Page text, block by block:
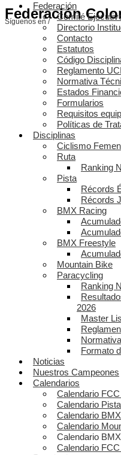
Federación
Síguenos en /
Federación
Comité
Directorio
Contacto
Estatutos
Código
Reglamento UCI
Normativa
Estados
Formularios
Requisitos
Políticas de
Disciplinas
Ciclismo
Ruta
Ranking
Pista
Récords
Récords
BMX Racing
BMX Freestyle
Mountain Bike
Paracycling
Ranking
2026
Master
Formato
Noticias
Nuestros Campeones
Calendarios
Calendario
Calendario
Calendario
Calendario
Calendario
Calendario